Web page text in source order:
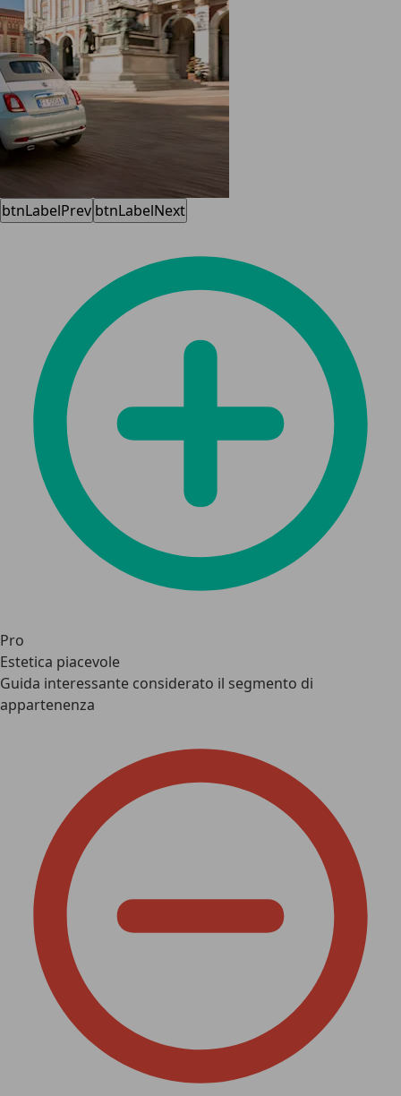
btnLabelPrev btnLabelNext
Pro
Estetica piacevole
Guida interessante considerato il segmento di
appartenenza